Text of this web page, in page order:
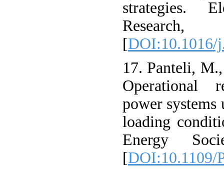
strategies.
[DOI:10.1016/
17. Panteli,
Operational
power systems
loading
Energy
[DOI:10.1109/